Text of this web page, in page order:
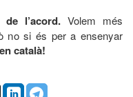
l’acord.Volem més
no si és per a ensenyar
català!